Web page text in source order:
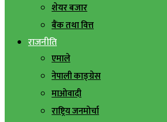
शेयर बजार
बैंक तथा वित्त
राजनीति
एमाले
नेपाली काङ्ग्रेस
माओवादी
राष्ट्रिय जनमोर्चा